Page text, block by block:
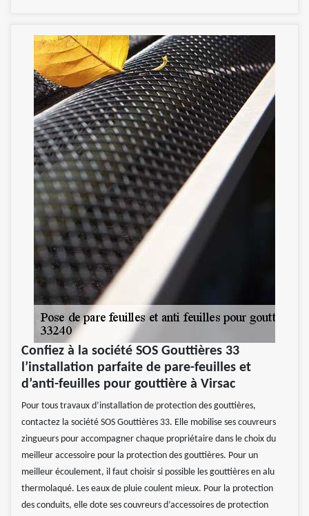
Confiez à la société SOS Gouttières 33
l’installation parfaite de pare-feuilles et
d’anti-feuilles pour gouttière à Virsac
Pour tous travaux d’installation de protection des gouttières,
contactez la société SOS Gouttières 33. Elle mobilise ses couvreurs
zingueurs pour accompagner chaque propriétaire dans le choix du
meilleur accessoire pour la protection des gouttières. Pour un
meilleur écoulement, il faut choisir si possible les gouttières en alu
thermolaqué. Les eaux de pluie coulent mieux. Pour la protection
des conduits, elle dote ses couvreurs d’accessoires de protection